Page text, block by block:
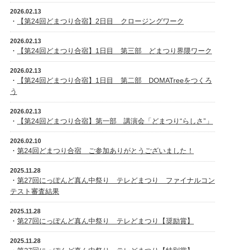
2026.02.13
・ 【第24回どまつり合宿】2日目 クロージングワーク
2026.02.13
・ 【第24回どまつり合宿】1日目 第三部 どまつり界隈ワーク
2026.02.13
・
【第24回どまつり合宿】1日目 第二部 DOMATreeをつくろ
う
2026.02.13
・ 【第24回どまつり合宿】第一部 講演会「どまつり“らしさ”」
2026.02.10
・ 第24回どまつり合宿 ご参加ありがとうございました！
2025.11.28
・ 第27回にっぽんど真ん中祭り テレどまつり ファイナルコン
テスト審査結果
2025.11.28
・ 第27回にっぽんど真ん中祭り テレどまつり【奨励賞】
2025.11.28